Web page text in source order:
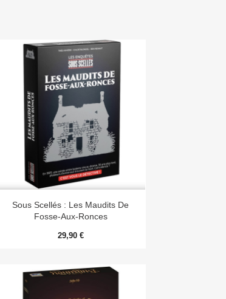
Aperçu rapide
Sous Scellés : Les Maudits De
Fosse-Aux-Ronces
29,90 €